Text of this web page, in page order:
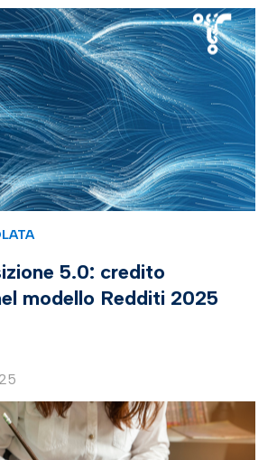
5.0: credito
modello Redditi 2025